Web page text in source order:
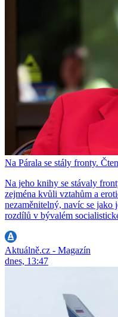
Na Párala se stály fronty.
Na jeho knihy se stávaly
zejména kvůli vztahům a
nezaměnitelný, navíc se jako
rozdílů v bývalém
Aktuálně.cz - Magazín
dnes, 13:47